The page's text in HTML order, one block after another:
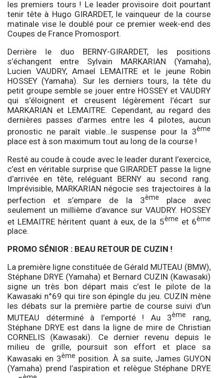
les premiers tours ! Le leader provisoire doit pourtant
tenir tête à Hugo GIRARDET, le vainqueur de la course
matinale vise le doublé pour ce premier week-end des
Coupes de France Promosport.
Derrière le duo BERNY-GIRARDET, les positions
s’échangent entre Sylvain MARKARIAN (Yamaha),
Lucien VAUDRY, Amael LEMAITRE et le jeune Robin
HOSSEY (Yamaha). Sur les derniers tours, la tête du
petit groupe semble se jouer entre HOSSEY et VAUDRY
qui s’éloignent et creusent légèrement l’écart sur
MARKARIAN et LEMAITRE. Cependant, au regard des
dernières passes d’armes entre les 4 pilotes, aucun
pronostic ne paraît viable…le suspense pour la 3ème
place est à son maximum tout au long de la course !
Resté au coude à coude avec le leader durant l’exercice,
c’est en véritable surprise que GIRARDET passe la ligne
d’arrivée en tête, reléguant BERNY au second rang.
Imprévisible, MARKARIAN négocie ses trajectoires à la
perfection et s’empare de la 3ème
place avec
seulement un millième d’avance sur VAUDRY. HOSSEY
et LEMAITRE héritent quant à eux, de la 5ème et 6ème
place.
PROMO SÉNIOR : BEAU RETOUR DE CUZIN !
La première ligne constituée de Gérald MUTEAU (BMW),
Stéphane DRYE (Yamaha) et Bernard CUZIN (Kawasaki)
signe un très bon départ mais c’est le pilote de la
Kawasaki n°69 qui tire son épingle du jeu. CUZIN mène
les débats sur la première partie de course suivi d’un
MUTEAU déterminé à l’emporté ! Au 3ème
rang,
Stéphane DRYE est dans la ligne de mire de Christian
CORNELIS (Kawasaki). Ce dernier revenu depuis le
milieu de grille, poursuit son effort et place sa
Kawasaki en 3ème position. À sa suite, James GUYON
(Yamaha) prend l’aspiration et relègue Stéphane DRYE